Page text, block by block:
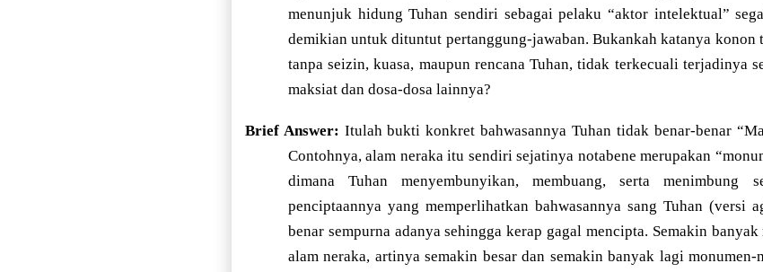
menunjuk hidung Tuhan sendiri sebagai pelaku “aktor intelektual”
demikian untuk dituntut pertanggung-jawaban. Bukankah katanya konon
tanpa seizin, kuasa, maupun rencana Tuhan, tidak terkecuali terjadinya
maksiat dan dosa-dosa lainnya?
Brief Answer: Itulah bukti konkret bahwasannya Tuhan tidak benar-benar
Contohnya, alam neraka itu sendiri sejatinya notabene merupakan
dimana Tuhan menyembunyikan, membuang, serta menimbung
penciptaannya yang memperlihatkan bahwasannya sang Tuhan (versi
benar sempurna adanya sehingga kerap gagal mencipta. Semakin
alam neraka, artinya semakin besar dan semakin banyak lagi